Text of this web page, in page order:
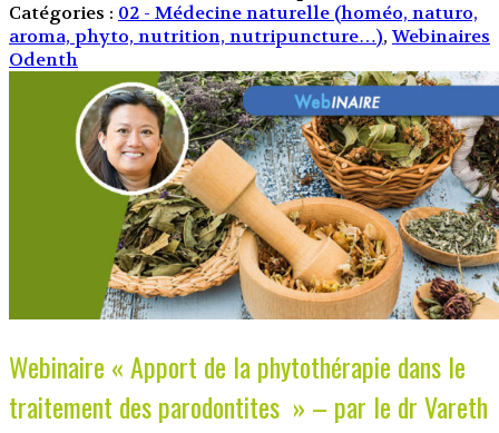
Catégories : 02 - Médecine naturelle (homéo, naturo,
aroma, phyto, nutrition, nutripuncture…),Webinaires
Odenth
Webinaire « Apport de la phytothérapie dans le
traitement des parodontites » – par le dr Vareth